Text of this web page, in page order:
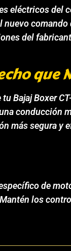
eléctricos del
del
que
Bajaj Boxer
conducción
segura y
de
los